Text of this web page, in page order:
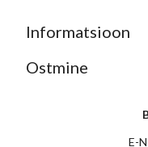
Informatsioon
Ostmine
E-